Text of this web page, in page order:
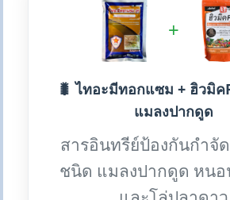
+
🐛 ไทอะมีทอกแซม + ฮิวมิค
แมลงปากดูด
สารอินทรีย์ป้องกันกำจั
ชนิด แมลงปากดูด หน